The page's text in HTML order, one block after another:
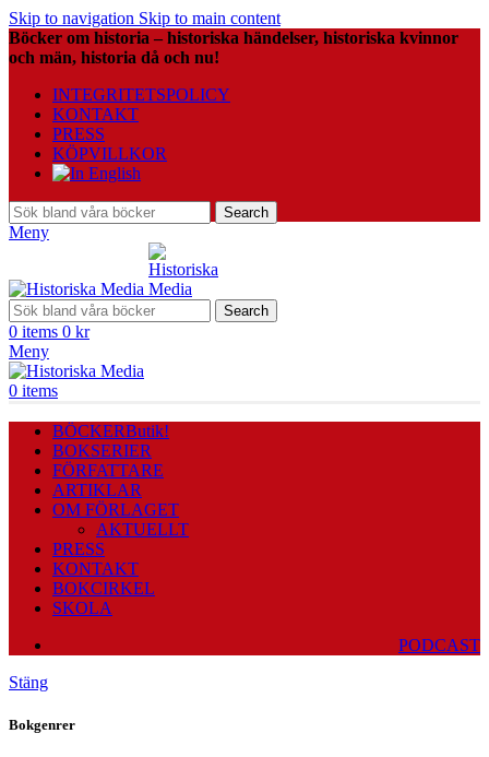
Skip to navigation Skip to main content
Böcker om historia – historiska händelser, historiska kvinnor
och män, historia då och nu!
INTEGRITETSPOLICY
KONTAKT
PRESS
KÖPVILLKOR
Search
Meny
Search
0 items 0 kr
Meny
0 items
BÖCKERButik!
BOKSERIER
FÖRFATTARE
ARTIKLAR
OM FÖRLAGET
AKTUELLT
PRESS
KONTAKT
BOKCIRKEL
SKOLA
PODCAST
Stäng
Bokgenrer